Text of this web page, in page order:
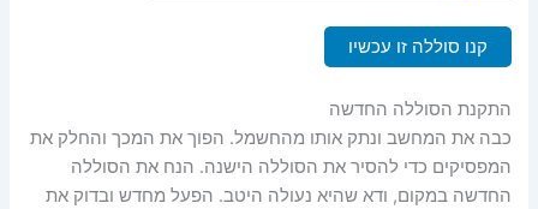
קנו סוללה זו עכשיו
התקנת הסוללה החדשה
כבה את המחשב ונתק אותו מהחשמל. הפוך את המכך והחלק את
המפסיקים כדי להסיר את הסוללה הישנה. הנח את הסוללה
החדשה במקום, ודא שהיא נעולה היטב. הפעל מחדש ובדוק את